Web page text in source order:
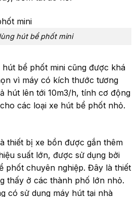
hút bể phốt mini
bể phốt mini cũng được khá
vì máy có kích thước tương
hút lên tới 10m3/h, tính cơ động
các loại xe hút bể phốt nhỏ.
thiết bị xe bồn được gắn thêm
suất lớn, được sử dụng bởi
phốt chuyên nghiệp. Đây là thiết
thấy ở các thành phố lớn nhỏ.
có sử dụng máy hút tại nhà